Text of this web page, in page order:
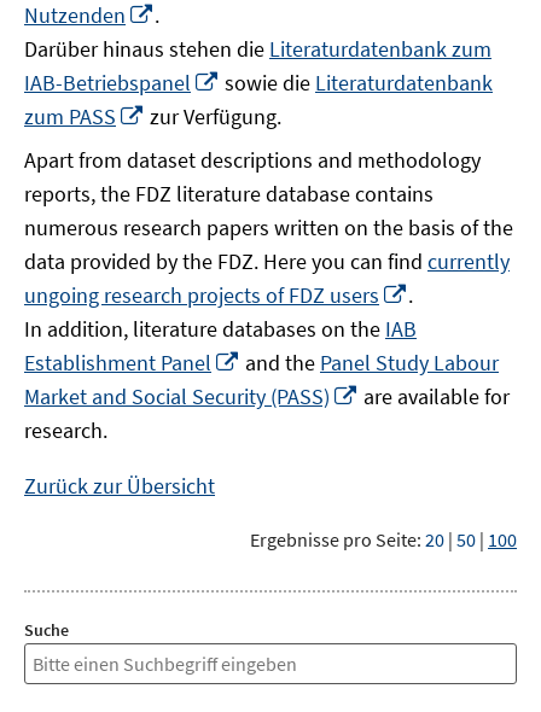
Nutzenden
neuem
Fenster
öffnen
.
Darüber hinaus stehen die Literaturdatenbank zum
IAB-Betriebspanel
In
neuem
Fenster
öffnen
sowie die Literaturdatenbank
zum PASS
In
Fenster
öffnen
zur Verfügung.
Apart from dataset descriptions and methodology
reports, the FDZ literature database contains
numerous research papers written on the basis of the
data provided by the FDZ. Here you can find currently
ungoing research projects of FDZ users
neuem
Fenster
öffnen
.
In addition, literature databases on the IAB
Establishment Panel
In
neuem
Fenster
and the Panel Study Labour
Market and Social Security (PASS)
In
are available for
research.
Zurück zur Übersicht
Ergebnisse pro Seite: 20 | 50 | 100
Suche